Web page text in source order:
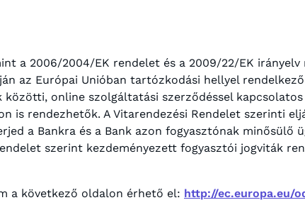
a 2006/2004/EK rendelet és a 2009/22/EK
az Európai Unióban tartózkodási hellyel
online szolgáltatási szerződéssel
is rendezhetők. A Vitarendezési Rendelet szerinti
a Bankra és a Bank azon fogyasztónak minősülő
szerint kezdeményezett fogyasztói jogviták
a következő oldalon érhető el: http://ec.europa.eu/